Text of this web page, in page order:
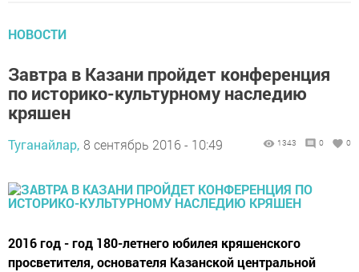
НОВОСТИ
Завтра в Казани пройдет конференция
по историко-культурному наследию
кряшен
Туганайлар, 8 сентябрь 2016 - 10:49 1343 0 0
2016 год - год 180-летнего юбилея кряшенского
просветителя, основателя Казанской центральной